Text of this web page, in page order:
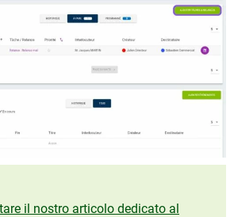
il nostro articolo dedicato al